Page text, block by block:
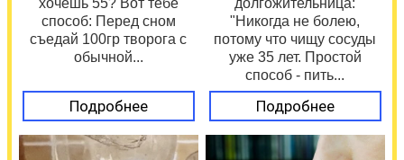
способ: Перед сном
съедай 100гр творога с
обычной...
Подробнее
"Никогда не болею,
потому что чищу сосуды
уже 35 лет. Простой
способ - пить...
Подробнее